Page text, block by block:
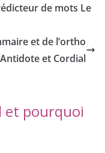
de mots Le
et de l’ortho
et Cordial
et pourquoi